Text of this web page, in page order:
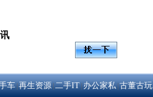
车| 再生资源| 二手IT| 办公家私| 古董古玩